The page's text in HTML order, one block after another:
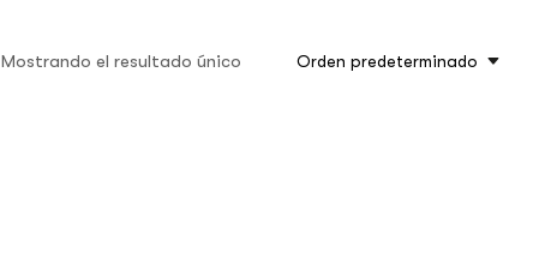
Mostrando el resultado único Orden predeterminado